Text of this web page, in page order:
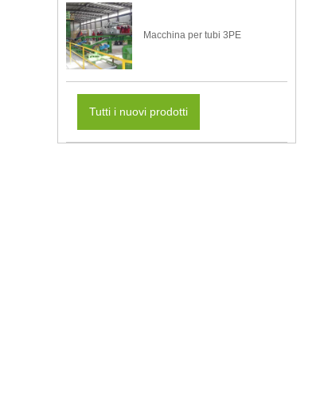
Macchina per tubi 3PE
Tutti i nuovi prodotti